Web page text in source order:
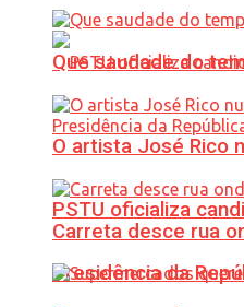
PSTU oficializa
Presidência da
Que saudade do
O artista José Rico
Carreta desce rua